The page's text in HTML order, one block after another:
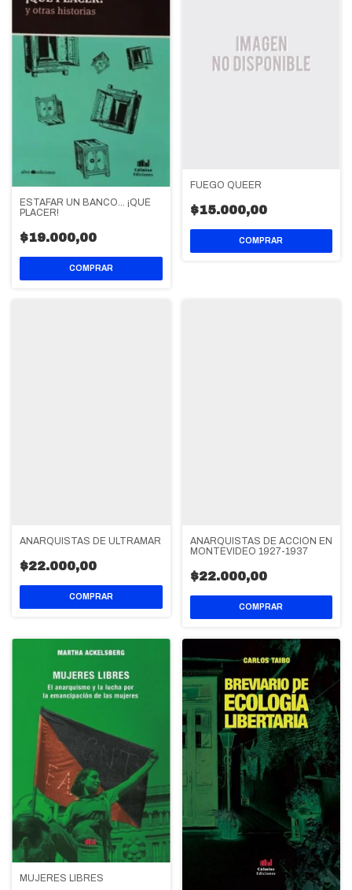
ESTAFAR UN BANCO... ¡QUÉ
PLACER!
$19.000,00
FUEGO QUEER
$15.000,00
ANARQUISTAS DE ULTRAMAR
$22.000,00
ANARQUISTAS DE ACCIÓN EN
MONTEVIDEO 1927-1937
$22.000,00
MUJERES LIBRES